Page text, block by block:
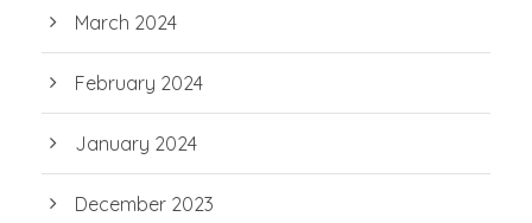
March 2024
February 2024
January 2024
December 2023